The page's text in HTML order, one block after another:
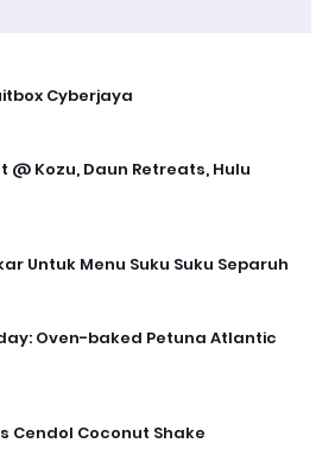
Cyberjaya
@ Kozu, Daun Retreats, Hulu
Untuk Menu Suku Suku Separuh
Oven-baked Petuna Atlantic
Cendol Coconut Shake